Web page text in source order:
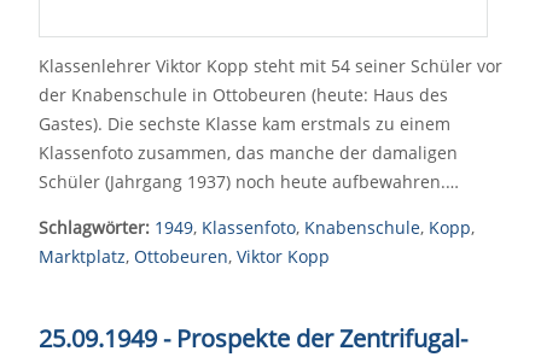
Klassenlehrer Viktor Kopp steht mit 54 seiner Schüler vor
der Knabenschule in Ottobeuren (heute: Haus des
Gastes). Die sechste Klasse kam erstmals zu einem
Klassenfoto zusammen, das manche der damaligen
Schüler (Jahrgang 1937) noch heute aufbewahren.…
Schlagwörter: 1949, Klassenfoto, Knabenschule, Kopp,
Marktplatz, Ottobeuren, Viktor Kopp
25.09.1949 - Prospekte der Zentrifugal-